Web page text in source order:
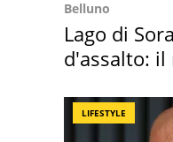
Belluno
Lago di
d'assalto:
LIFESTYLE